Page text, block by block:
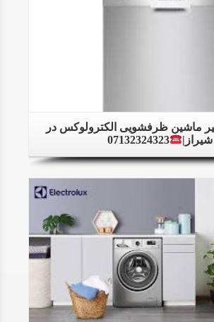
ماشین ظرفشویی الکترولوکس در
شیراز|
07132324323